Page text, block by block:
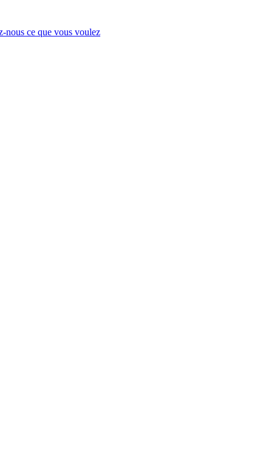
nous ce que vous voulez